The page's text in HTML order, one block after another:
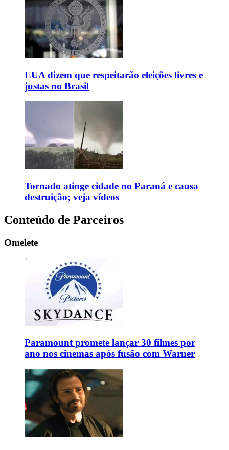
EUA dizem que respeitarão eleições livres e
justas no Brasil
Tornado atinge cidade no Paraná e causa
destruição; veja vídeos
Conteúdo de Parceiros
Omelete
Paramount promete lançar 30 filmes por
ano nos cinemas após fusão com Warner